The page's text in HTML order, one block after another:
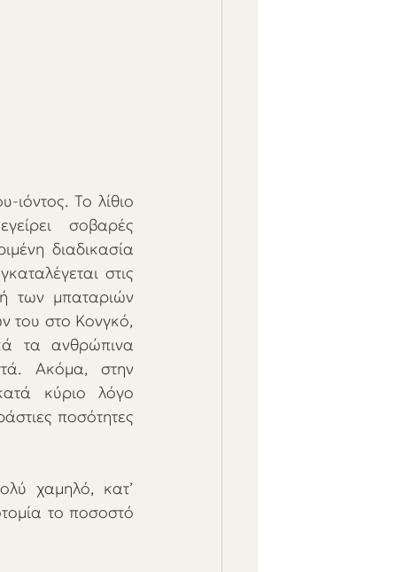
ιόντος. Το λίθιο
σοβαρές
διαδικασία
στις
των μπαταριών
του στο Κονγκό,
τα ανθρώπινα
Ακόμα, στην
κύριο λόγο
ποσότητες
χαμηλό, κατ’
το ποσοστό